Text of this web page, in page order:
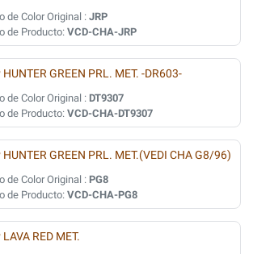
de Color Original : JRP
de Producto: VCD-CHA-JRP
HUNTER GREEN PRL. MET. -DR603-
de Color Original : DT9307
de Producto: VCD-CHA-DT9307
HUNTER GREEN PRL. MET.(VEDI CHA G8/96)
de Color Original : PG8
de Producto: VCD-CHA-PG8
LAVA RED MET.